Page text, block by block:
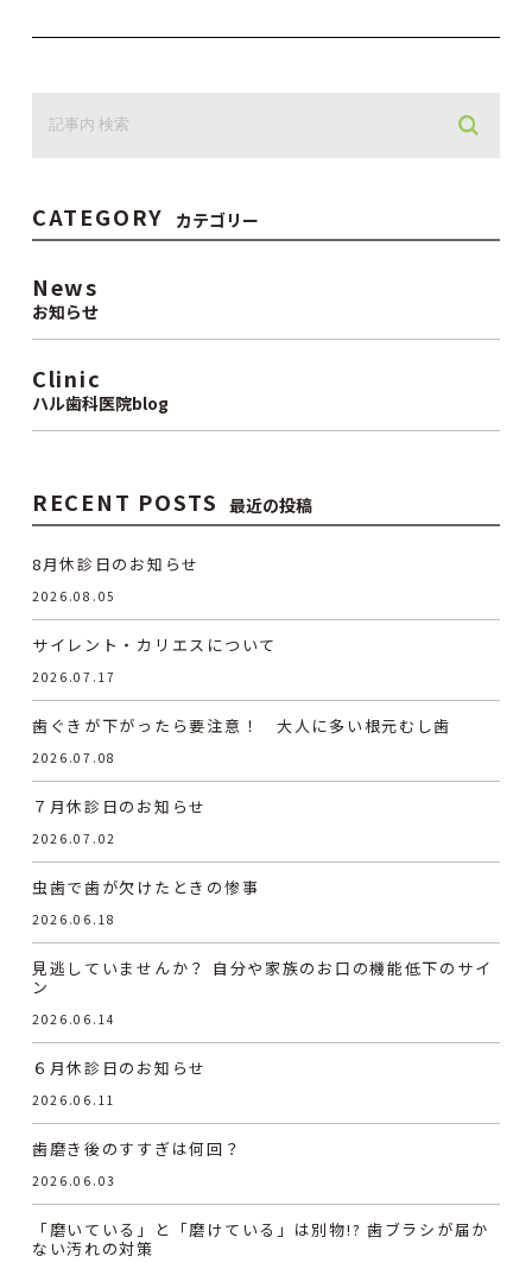
CATEGORY カテゴリー
News
お知らせ
Clinic
ハル歯科医院blog
RECENT POSTS 最近の投稿
8月休診日のお知らせ
2026.08.05
サイレント・カリエスについて
2026.07.17
歯ぐきが下がったら要注意！ 大人に多い根元むし歯
2026.07.08
７月休診日のお知らせ
2026.07.02
虫歯で歯が欠けたときの惨事
2026.06.18
見逃していませんか？ 自分や家族のお口の機能低下のサイ
ン
2026.06.14
６月休診日のお知らせ
2026.06.11
歯磨き後のすすぎは何回？
2026.06.03
「磨いている」と「磨けている」は別物!? 歯ブラシが届か
ない汚れの対策